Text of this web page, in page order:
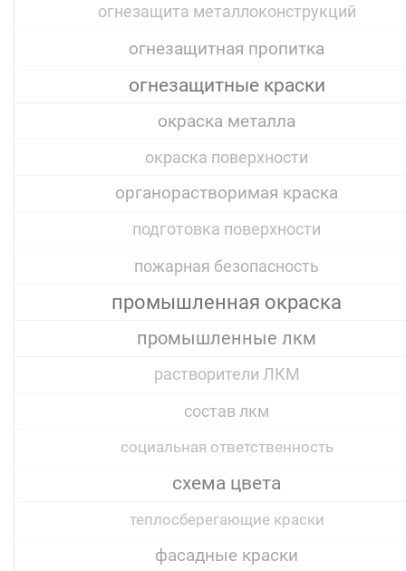
огнезащита металлоконструкций
огнезащитная пропитка
огнезащитные краски
окраска металла
окраска поверхности
органорастворимая краска
подготовка поверхности
пожарная безопасность
промышленная окраска
промышленные лкм
растворители ЛКМ
состав лкм
социальная ответственность
схема цвета
теплосберегающие краски
фасадные краски